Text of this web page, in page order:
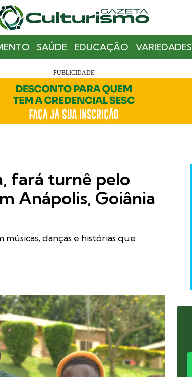
SAÚDE EDUCAÇÃO VARIEDADES
fará turnê pelo
Anápolis, Goiânia
danças e histórias que